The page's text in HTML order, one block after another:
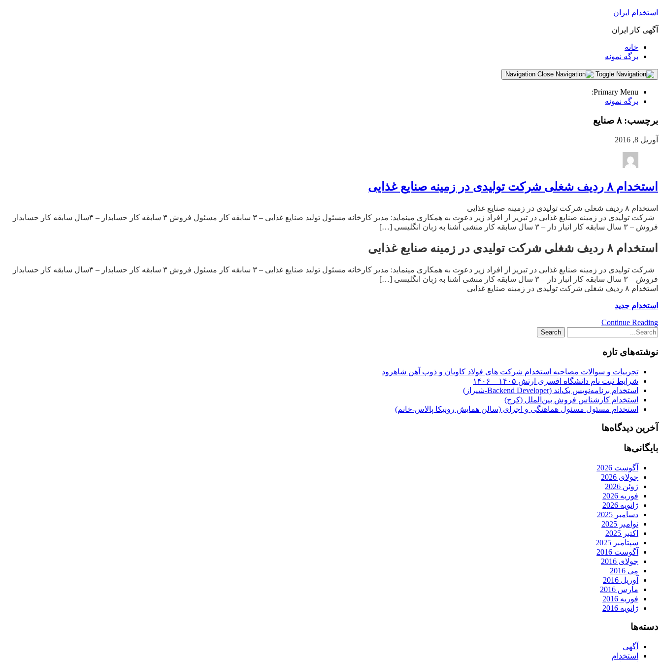
استخدام ایران
آگهی کار ایران
خانه
برگه نمونه
Primary Menu:
برگه نمونه
برچسب: ۸ صنایع
آوریل 8, 2016
استخدام ۸ ردیف شغلی شرکت تولیدی در زمینه صنایع غذایی
استخدام ۸ ردیف شغلی شرکت تولیدی در زمینه صنایع غذایی
شرکت تولیدی در زمینه صنایع غذایی در تبریز از افراد زیر دعوت به همکاری مینماید: مدیر کارخانه مسئول تولید صنایع غذایی – ۳ سابقه کار مسئول فروش ۳ سابقه کار حسابدار – ۳سال سابقه کار حسابدار
فروش – ۳ سال سابقه کار انبار دار – ۳ سال سابقه کار منشی آشنا به زبان انگلیسی […]
استخدام ۸ ردیف شغلی شرکت تولیدی در زمینه صنایع غذایی
شرکت تولیدی در زمینه صنایع غذایی در تبریز از افراد زیر دعوت به همکاری مینماید: مدیر کارخانه مسئول تولید صنایع غذایی – ۳ سابقه کار مسئول فروش ۳ سابقه کار حسابدار – ۳سال سابقه کار حسابدار
فروش – ۳ سال سابقه کار انبار دار – ۳ سال سابقه کار منشی آشنا به زبان انگلیسی […]
استخدام ۸ ردیف شغلی شرکت تولیدی در زمینه صنایع غذایی
استخدام جدید
Continue Reading
نوشته‌های تازه
تجربیات و سوالات مصاحبه استخدام شرکت های فولاد کاویان و ذوب آهن شاهرود
شرایط ثبت نام دانشگاه افسری ارتش ۱۴۰۵ – ۱۴۰۶
استخدام برنامه‌نویس بک‌اند (Backend Developer-شیراز)
استخدام کارشناس فروش بین‌الملل (کرج)
استخدام مسئول مسئول هماهنگی و اجرای (سالن همایش رونیکا پالاس-خانم)
آخرین دیدگاه‌ها
بایگانی‌ها
آگوست 2026
جولای 2026
ژوئن 2026
فوریه 2026
ژانویه 2026
دسامبر 2025
نوامبر 2025
اکتبر 2025
سپتامبر 2025
آگوست 2016
جولای 2016
می 2016
آوریل 2016
مارس 2016
فوریه 2016
ژانویه 2016
دسته‌ها
آگهی
استخدام